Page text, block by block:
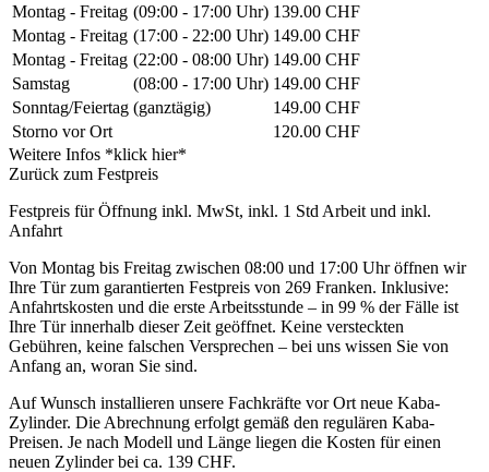
Montag - Freitag (09:00 - 17:00 Uhr) 139.00 CHF
Montag - Freitag (17:00 - 22:00 Uhr) 149.00 CHF
Montag - Freitag (22:00 - 08:00 Uhr) 149.00 CHF
Samstag
(08:00 - 17:00 Uhr) 149.00 CHF
Sonntag/Feiertag (ganztägig)
149.00 CHF
Storno vor Ort
120.00 CHF
Weitere Infos *klick hier*
Zurück zum Festpreis
Festpreis für Öffnung inkl. MwSt, inkl. 1 Std Arbeit und inkl.
Anfahrt
Von Montag bis Freitag zwischen 08:00 und 17:00 Uhr öffnen wir
Ihre Tür zum garantierten Festpreis von 269 Franken. Inklusive:
Anfahrtskosten und die erste Arbeitsstunde – in 99 % der Fälle ist
Ihre Tür innerhalb dieser Zeit geöffnet. Keine versteckten
Gebühren, keine falschen Versprechen – bei uns wissen Sie von
Anfang an, woran Sie sind.
Auf Wunsch installieren unsere Fachkräfte vor Ort neue Kaba-
Zylinder. Die Abrechnung erfolgt gemäß den regulären Kaba-
Preisen. Je nach Modell und Länge liegen die Kosten für einen
neuen Zylinder bei ca. 139 CHF.